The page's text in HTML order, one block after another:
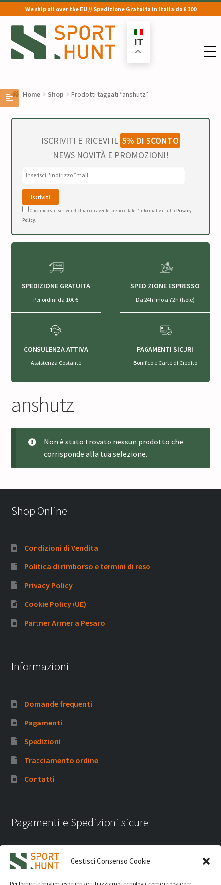
Gestisci Consenso Cookie
Per fornire le migliori esperienze, utilizziamo tecnologie come i cookie per
We ship all over the EU // Spedizione Gratuita in Italia da € 100
Vai
alla
navigazione
Vai
al
contenuto
IT
Home Shop Prodotti taggati “anshutz”
ISCRIVITI E RICEVI IL 5% DI SCONTO
NEWS NOVITÀ E PROMOZIONI!
Cliccando su Iscriviti, dichiari di aver letto e accettato l'Informativa sulla Privacy
Policy.
SPEDIZIONE GRATUITA
Per ordini da 100 €
SPEDIZIONE ESPRESSO
Da 24h fino a 72h (Isole)
CONSULENZA ATTIVA
Assistenza Costante
PAGAMENTI SICURI
Bonifico e Carte di Credito
anshutz
Non è stato trovato nessun prodotto che
corrisponde alla tua selezione.
Shop Online
Condizioni di Vendita
Politica di rimborso e termini di reso
Privacy Policy
Cookie Policy (UE)
Partner Armeria Pesaro
Informazioni
Domande frequenti
Pagamenti
Spedizioni
Tracciamento ordine
Contatti
Pagamenti e Spedizioni sicure